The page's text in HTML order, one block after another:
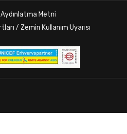
Aydınlatma Metni
/ Zemin Kullanım Uyarısı